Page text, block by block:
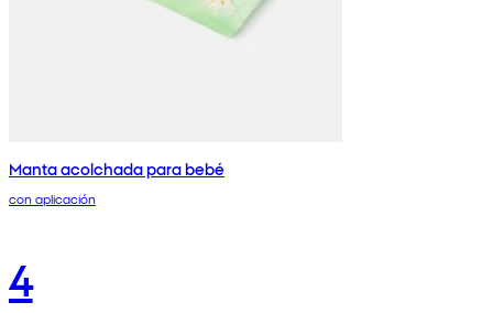
Manta acolchada para bebé
con aplicación
4